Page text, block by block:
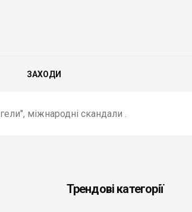
ЗАХОДИ
міжнародні скандали .
Трендові категорії